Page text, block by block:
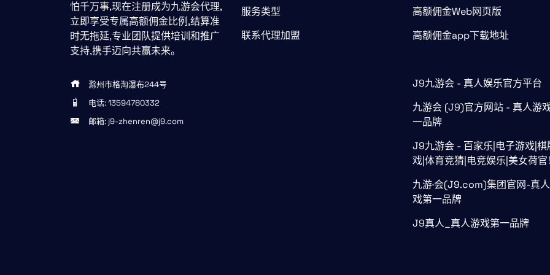
怕千万事,现在注册成为九游会代理,
立即享受专属高额佣金比例,结算准
时无拖延,专业团队提供培训和推广
支持,携手迈向共赢未来。
滁州市格淘瀑布244号
电话: 13594780332
邮箱: j9-zhenren@j9.com
服务类型
联系代理加盟
高额佣金Web网页版
高额佣金app下载地址
J9九游会 - 真人娱乐官方平台
九游会 (J9)官方网站 - 真人游
一品牌
J9九游会 - 百家乐|电子游戏|棋
戏|体育竞猜|电竞娱乐|美女荷官
九游·会(J9.com)集团官网-真
戏第一品牌
J9真人_真人游戏第一品牌